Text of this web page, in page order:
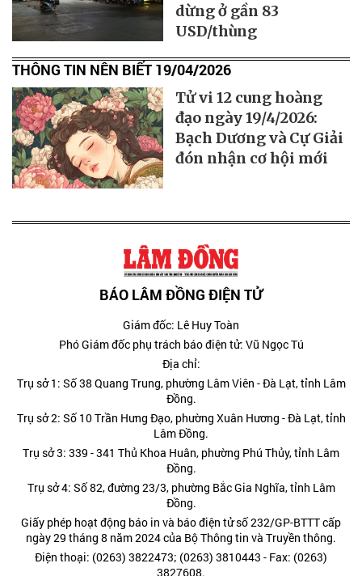
dừng ở gần 83
USD/thùng
THÔNG TIN NÊN BIẾT 19/04/2026
Tử vi 12 cung hoàng
đạo ngày 19/4/2026:
Bạch Dương và Cự Giải
đón nhận cơ hội mới
BÁO LÂM ĐỒNG ĐIỆN TỬ
Giám đốc: Lê Huy Toàn
Phó Giám đốc phụ trách báo điện tử: Vũ Ngọc Tú
Địa chỉ:
Trụ sở 1: Số 38 Quang Trung, phường Lâm Viên - Đà Lạt, tỉnh Lâm
Đồng.
Trụ sở 2: Số 10 Trần Hưng Đạo, phường Xuân Hương - Đà Lạt, tỉnh
Lâm Đồng.
Trụ sở 3: 339 - 341 Thủ Khoa Huân, phường Phú Thủy, tỉnh Lâm
Đồng.
Trụ sở 4: Số 82, đường 23/3, phường Bắc Gia Nghĩa, tỉnh Lâm
Đồng.
Giấy phép hoạt động báo in và báo điện tử số 232/GP-BTTT cấp
ngày 29 tháng 8 năm 2024 của Bộ Thông tin và Truyền thông.
Điện thoại: (0263) 3822473; (0263) 3810443 - Fax: (0263)
3827608.